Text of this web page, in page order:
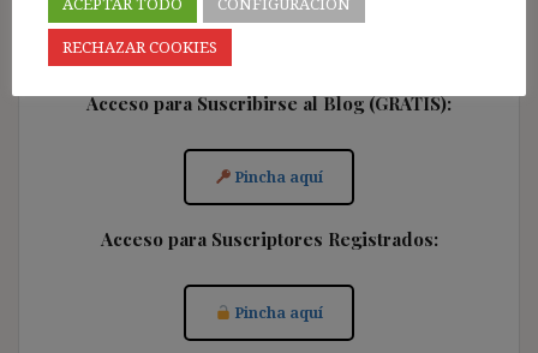
Acceso para Suscribirse al Blog (GRATIS):
Pincha aquí
Acceso para Suscriptores Registrados:
Pincha aquí
RECHAZAR COOKIES